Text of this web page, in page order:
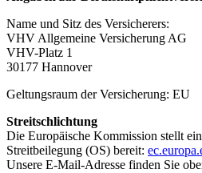
Name und Sitz des Versicherers:
VHV Allgemeine Versicherung AG
VHV-Platz 1
30177 Hannover
Geltungsraum der Versicherung: EU
Streitschlichtung
Die Europäische Kommission stellt
Streitbeilegung (OS) bereit:
Unsere E-Mail-Adresse finden Sie